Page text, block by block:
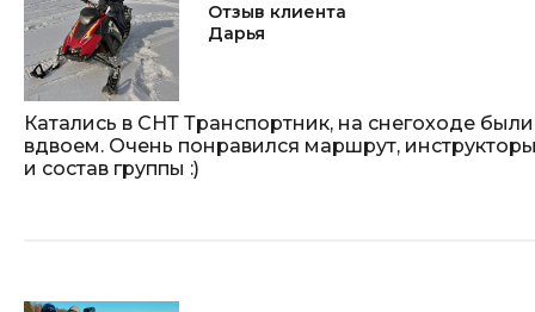
Отзыв клиента
Дарья
Катались в СНТ Транспортник, на снегоходе были
вдвоем. Очень понравился маршрут,
и состав группы :)